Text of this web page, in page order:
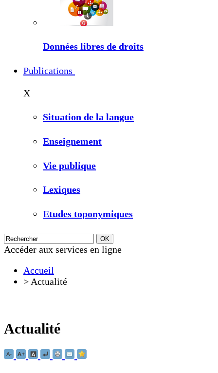
Données libres de droits
Publications
X
Situation de la langue
Enseignement
Vie publique
Lexiques
Etudes toponymiques
Accéder aux services en ligne
Accueil
> Actualité
Actualité